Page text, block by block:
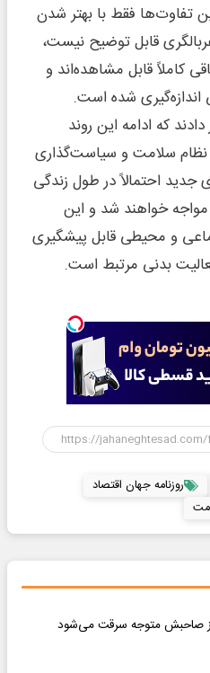
تفاوت‌ها فقط با بهتر شدن
قابل توضیح نیست،
قابل مشاهده‌اند و
اندازه‌گیری شده است.
که ادامه این روند
نظام سلامت و سیاست‌گذاری
جدید احتمالاً در طول زندگی
خواهند شد و این
و محیطی قابل پیشگیری
بدنی مرتبط است.
روزنامه جهان اقتصاد
صاحبش متوجه سرقت می‌شود